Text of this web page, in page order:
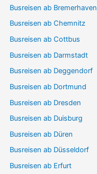
Busreisen ab Bremerhaven
Busreisen ab Chemnitz
Busreisen ab Cottbus
Busreisen ab Darmstadt
Busreisen ab Deggendorf
Busreisen ab Dortmund
Busreisen ab Dresden
Busreisen ab Duisburg
Busreisen ab Düren
Busreisen ab Düsseldorf
Busreisen ab Erfurt